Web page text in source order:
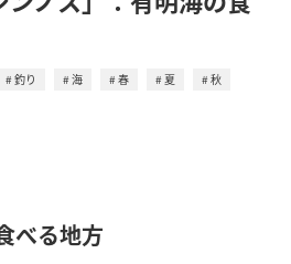
釣り 海 春 夏
秋
べる地方